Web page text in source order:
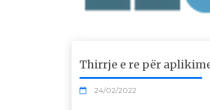
Thirrje e re për
24/02/2022